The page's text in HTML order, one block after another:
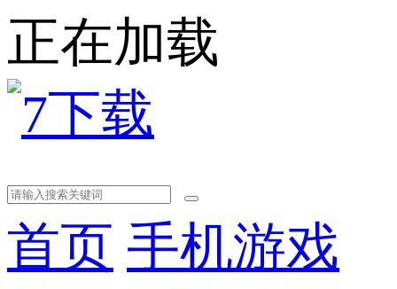
正在加载
首页 手机游戏